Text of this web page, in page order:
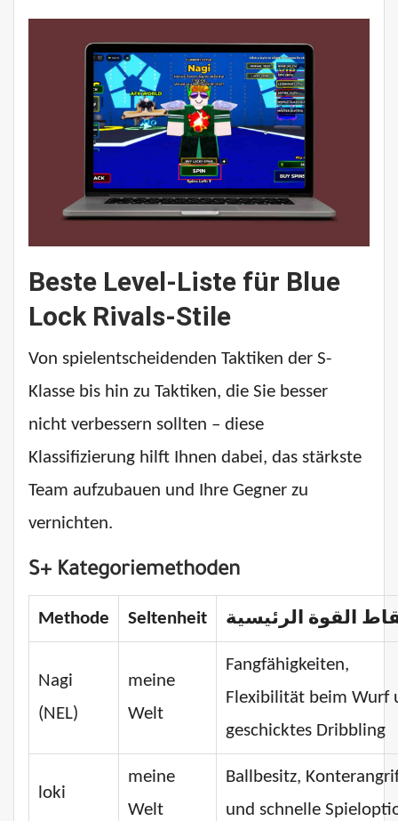
Beste Level-Liste für Blue
Lock Rivals-Stile
Von spielentscheidenden Taktiken der S-
Klasse bis hin zu Taktiken, die Sie besser
nicht verbessern sollten – diese
Klassifizierung hilft Ihnen dabei, das stärkste
Team aufzubauen und Ihre Gegner zu
vernichten.
S+ Kategoriemethoden
Methode Seltenheit القوة الرئيسية
Nagi
(NEL)
meine
Welt
Fangfähigkeiten,
Flexibilität beim Wurf
geschicktes Dribbling
loki
meine
Welt
Ballbesitz,
und schnelle